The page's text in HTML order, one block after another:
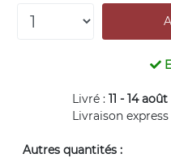
Livré : 11 - 14 août
Livraison express
Autres quantités :